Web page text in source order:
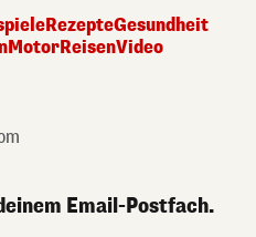
RezepteGesundheit
MotorReisenVideo
Email-Postfach.